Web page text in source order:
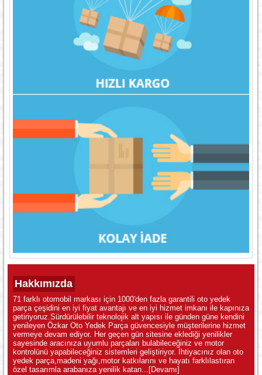
Hakkımızda
71 farklı otomobil markası için 1000'den fazla garantili oto yedek
parça çeşidini en iyi fiyat avantajı ve en iyi hizmet imkanı ile kapınıza
getiriyoruz.Sürdürülebilir teknolojik alt yapısı ile günden güne kendini
yenileyen Özkar Oto Yedek Parça güvencesiyle müşterilerine hizmet
vermeye devam ediyor. Her geçen gün sitesine eklediği yenilikler
sayesinde aracınıza uyumlu parçaları bulabileceğiniz ve motor
kontrolünü yapabileceğiniz sistemleri geliştiriyor. İhtiyacınız olan oto
yedek parça,madeni yağı,motor katkılarını ve hayatı farklılastıran
özel tasarımla arabanıza yenilik katan... [Devamı]